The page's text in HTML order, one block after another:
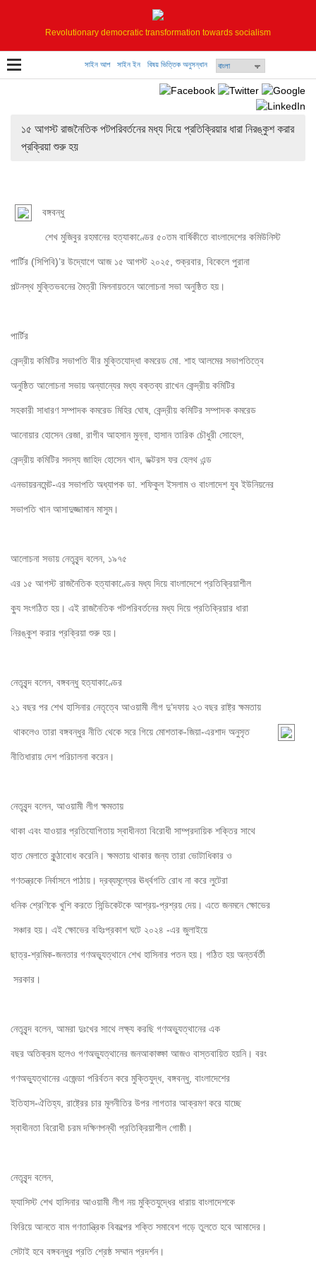
Revolutionary democratic transformation towards socialism
সাইন আপ সাইন ইন বিষয় ভিত্তিক অনুসন্ধান
১৫ আগস্ট রাজনৈতিক পটপরিবর্তনের মধ্য দিয়ে প্রতিক্রিয়ার ধারা নিরঙ্কুশ করার
প্রক্রিয়া শুরু হয়
বঙ্গবন্ধু
পার্টির (সিপিবি)’র উদ্যোগে আজ ১৫ আগস্ট ২০২৫, শুক্রবার, বিকেলে পুরানা
পল্টনস্থ মুক্তিভবনের মৈত্রী মিলনায়তনে আলোচনা সভা অনুষ্ঠিত হয়।
পার্টির
কেন্দ্রীয় কমিটির সভাপতি বীর মুক্তিযোদ্ধা কমরেড মো. শাহ আলমের সভাপতিত্বে
অনুষ্ঠিত আলোচনা সভায় অন্যান্যের মধ্য বক্তব্য রাখেন কেন্দ্রীয় কমিটির
সহকারী সাধারণ সম্পাদক কমরেড মিহির ঘোষ, কেন্দ্রীয় কমিটির সম্পাদক কমরেড
আনোয়ার হোসেন রেজা, রাগীব আহসান মুন্না, হাসান তারিক চৌধুরী সোহেল,
কেন্দ্রীয় কমিটির সদস্য জাহিদ হোসেন খান, ডক্টরস ফর হেলথ এন্ড
এনভায়রনমেন্ট-এর সভাপতি অধ্যাপক ডা. শফিকুল ইসলাম ও বাংলাদেশ যুব ইউনিয়নের
সভাপতি খান আসাদুজ্জামান মাসুম।
আলোচনা সভায় নেতৃবৃন্দ বলেন, ১৯৭৫
এর ১৫ আগস্ট রাজনৈতিক হত্যাকাণ্ডের মধ্য দিয়ে বাংলাদেশে প্রতিক্রিয়াশীল
ক্যু সংগঠিত হয়। এই রাজনৈতিক পটপরিবর্তনের মধ্য দিয়ে প্রতিক্রিয়ার ধারা
নিরঙ্কুশ করার প্রক্রিয়া শুরু হয়।
নেতৃবৃন্দ বলেন, বঙ্গবন্ধু হত্যাকাণ্ডের
২১ বছর পর শেখ হাসিনার নেতৃত্বে আওয়ামী লীগ দু’দফায় ২৩ বছর রাষ্ট্র ক্ষমতায়
থাকলেও তারা বঙ্গবন্ধুর নীতি থেকে সরে গিয়ে মোশতাক-জিয়া-এরশাদ অনুসৃত
নীতিধারায় দেশ পরিচালনা করেন।
নেতৃবৃন্দ বলেন, আওয়ামী লীগ ক্ষমতায়
থাকা এবং যাওয়ার প্রতিযোগিতায় স্বাধীনতা বিরোধী সাম্প্রদায়িক শক্তির সাথে
হাত মেলাতে কুন্ঠাবোধ করেনি। ক্ষমতায় থাকার জন্য তারা ভোটাধিকার ও
গণতন্ত্রকে নির্বাসনে পাঠায়। দ্রব্যমূল্যের ঊর্ধ্বগতি রোধ না করে লুটেরা
ধনিক শ্রেণিকে খুশি করতে সিন্ডিকেটকে আশ্রয়-প্রশ্রয় দেয়। এতে জনমনে ক্ষোভের
ছাত্র-শ্রমিক-জনতার গণঅভ্যূত্থানে শেখ হাসিনার পতন হয়। গঠিত হয় অন্তর্বর্তী
সরকার।
নেতৃবৃন্দ বলেন, আমরা দুঃখের সাথে লক্ষ্য করছি গণঅভ্যুত্থানের এক
বছর অতিক্রম হলেও গণঅভ্যুত্থানের জনআকাঙ্ক্ষা আজও বাস্তবায়িত হয়নি। বরং
গণঅভ্যুত্থানের এজেন্ডা পরির্বতন করে মুক্তিযুদ্ধ, বঙ্গবন্ধু, বাংলাদেশের
ইতিহাস-ঐতিহ্য, রাষ্ট্রের চার মূলনীতির উপর লাগতার আক্রমণ করে যাচ্ছে
স্বাধীনতা বিরোধী চরম দক্ষিণপন্থী প্রতিক্রিয়াশীল গোষ্ঠী।
নেতৃবৃন্দ বলেন,
ফ্যাসিস্ট শেখ হাসিনার আওয়ামী লীগ নয় মুক্তিযুদ্ধের ধারায় বাংলাদেশকে
ফিরিয়ে আনতে বাম গণতান্ত্রিক বিকল্পের শক্তি সমাবেশ গড়ে তুলতে হবে আমাদের।
সেটাই হবে বঙ্গবন্ধুর প্রতি শ্রেষ্ঠ সম্মান প্রদর্শন।